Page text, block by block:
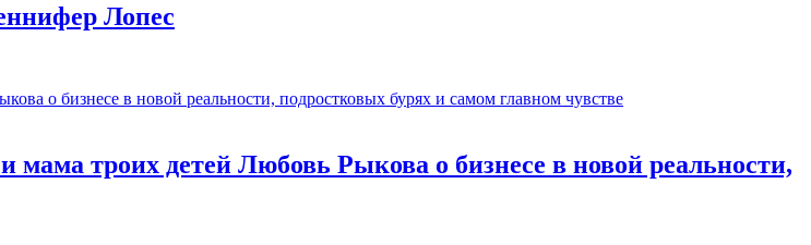
Лопес
мама троих детей Любовь Рыкова о бизнесе в новой реальности,